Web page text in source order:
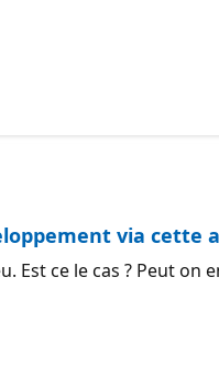
via
ce le cas ? Peut on